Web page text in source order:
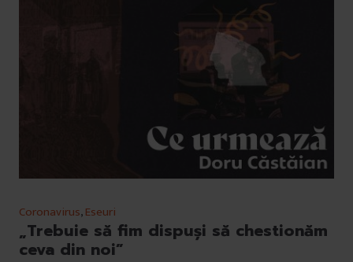
Coronavirus,Eseuri
„Trebuie să fim dispuși să chestionăm
ceva din noi”